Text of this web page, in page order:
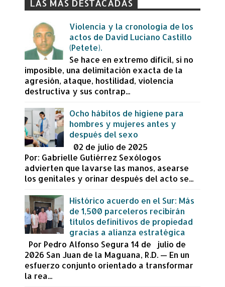
LAS MÁS DESTACADAS
Violencia y la cronología de los
actos de David Luciano Castillo
(Petete).
Se hace en extremo difícil, si no
imposible, una delimitación exacta de la
agresión, ataque, hostilidad, violencia
destructiva y sus contrap...
Ocho hábitos de higiene para
hombres y mujeres antes y
después del sexo
02 de julio de 2025
Por: Gabrielle Gutiérrez Sexólogos
advierten que lavarse las manos, asearse
los genitales y orinar después del acto se...
Histórico acuerdo en el Sur: Más
de 1,500 parceleros recibirán
títulos definitivos de propiedad
gracias a alianza estratégica
Por Pedro Alfonso Segura 14 de julio de
2026 San Juan de la Maguana, R.D. — En un
esfuerzo conjunto orientado a transformar
la rea...